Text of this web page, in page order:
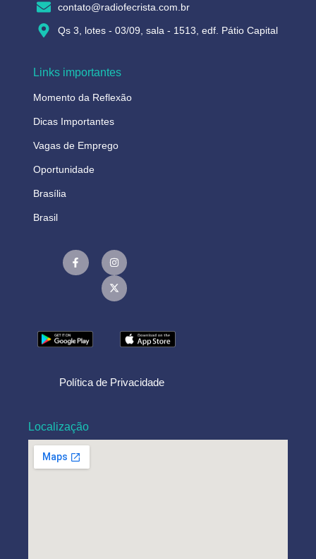
contato@radiofecrista.com.br
Qs 3, lotes - 03/09, sala - 1513, edf. Pátio Capital
Links importantes
Momento da Reflexão
Dicas Importantes
Vagas de Emprego
Oportunidade
Brasília
Brasil
Política de Privacidade
Localização